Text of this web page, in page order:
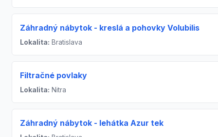
Záhradný nábytok - kreslá a pohovky Volubilis
Lokalita: Bratislava
Filtračné povlaky
Lokalita: Nitra
Záhradný nábytok - lehátka Azur tek